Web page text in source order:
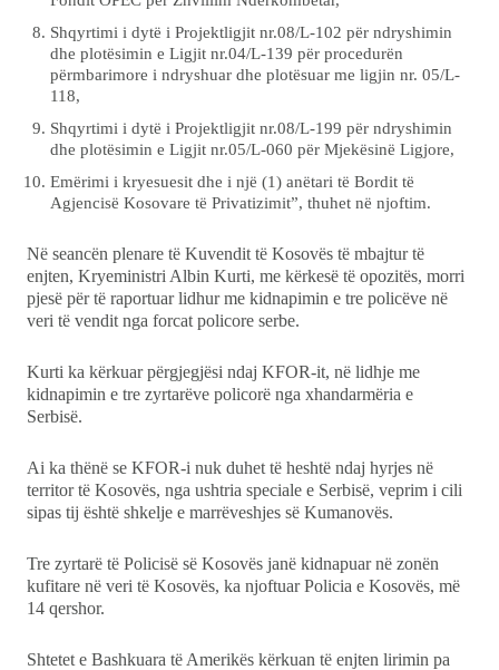
Shqyrtimi i dytë i Projektligjit nr.08/L-102 për ndryshimin
dhe plotësimin e Ligjit nr.04/L-139 për procedurën
përmbarimore i ndryshuar dhe plotësuar me ligjin nr. 05/L-
118,
Shqyrtimi i dytë i Projektligjit nr.08/L-199 për ndryshimin
dhe plotësimin e Ligjit nr.05/L-060 për Mjekësinë Ligjore,
Emërimi i kryesuesit dhe i një (1) anëtari të Bordit të
Agjencisë Kosovare të Privatizimit”, thuhet në njoftim.
Në seancën plenare të Kuvendit të Kosovës të mbajtur të
enjten, Kryeministri Albin Kurti, me kërkesë të opozitës, morri
pjesë për të raportuar lidhur me kidnapimin e tre policëve në
veri të vendit nga forcat policore serbe.
Kurti ka kërkuar përgjegjësi ndaj KFOR-it, në lidhje me
kidnapimin e tre zyrtarëve policorë nga xhandarmëria e
Serbisë.
Ai ka thënë se KFOR-i nuk duhet të heshtë ndaj hyrjes në
territor të Kosovës, nga ushtria speciale e Serbisë, veprim i cili
sipas tij është shkelje e marrëveshjes së Kumanovës.
Tre zyrtarë të Policisë së Kosovës janë kidnapuar në zonën
kufitare në veri të Kosovës, ka njoftuar Policia e Kosovës, më
14 qershor.
Shtetet e Bashkuara të Amerikës kërkuan të enjten lirimin pa